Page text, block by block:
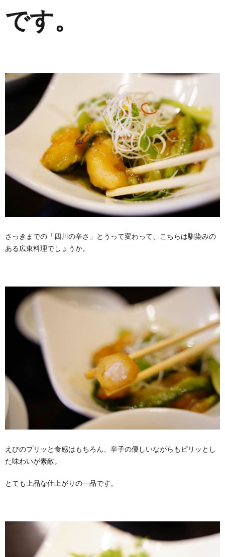
です。
さっきまでの「四川の辛さ」とうって変わって、こちらは馴染みの
ある広東料理でしょうか。
えびのプリッと食感はもちろん、辛子の優しいながらもピリッとし
た味わいが素敵。
とても上品な仕上がりの一品です。